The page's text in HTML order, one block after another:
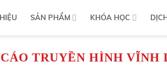
SẢN PHẨM KHÓA HỌC
TRUYỀN HÌNH VĨNH